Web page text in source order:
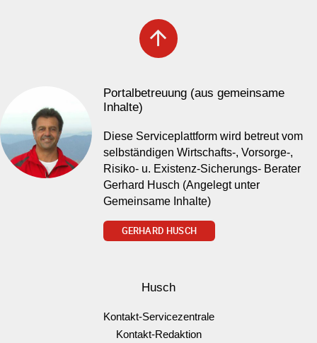
arrow_upward
Portalbetreuung (aus gemeinsame
Inhalte)
Diese Serviceplattform wird betreut vom
selbständigen Wirtschafts-, Vorsorge-,
Risiko- u. Existenz-Sicherungs- Berater
Gerhard Husch (Angelegt unter
Gemeinsame Inhalte)
GERHARD HUSCH
Husch
Kontakt-Servicezentrale
Kontakt-Redaktion